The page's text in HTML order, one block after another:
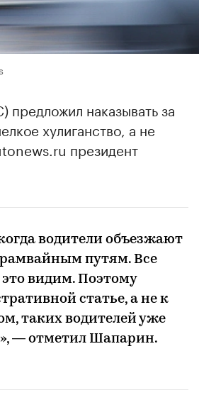
наказывать за
хулиганство, а не
президент
водители объезжают
путям. Все
видим. Поэтому
статье, а не к
таких водителей уже
— отметил Шапарин.